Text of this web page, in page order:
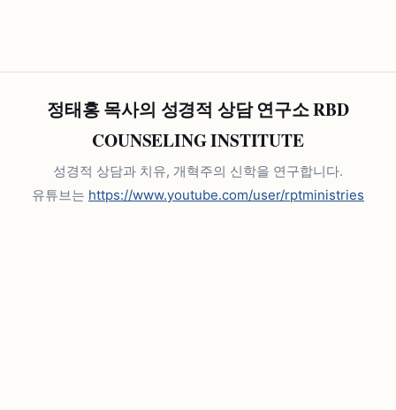
정태홍 목사의 성경적 상담 연구소 RBD
COUNSELING INSTITUTE
성경적 상담과 치유, 개혁주의 신학을 연구합니다.
유튜브는 https://www.youtube.com/user/rptministries